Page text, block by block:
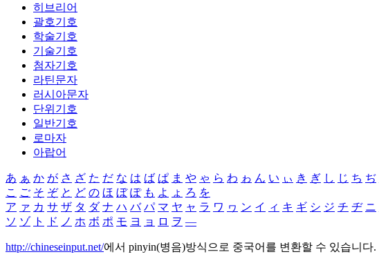
히브리어
괄호기호
학술기호
기술기호
첨자기호
라틴문자
러시아문자
단위기호
일반기호
로마자
아랍어
あ ぁ か が さ ざ た だ な は ば ぱ ま や ゃ ら わ ゎ ん い ぃ き ぎ し じ ち ぢ
こ ご そ ぞ と ど の ほ ぼ ぽ も よ ょ ろ を
ア ァ カ サ ザ タ ダ ナ ハ バ パ マ ヤ ャ ラ ワ ヮ ン イ ィ キ ギ シ ジ チ ヂ ニ
ソ ゾ ト ド ノ ホ ボ ポ モ ヨ ョ ロ ヲ ―
http://chineseinput.net/에서 pinyin(병음)방식으로 중국어를 변환할 수 있습니다.